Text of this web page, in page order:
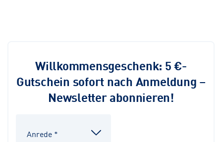
Willkommensgeschenk: 5 €-
Gutschein sofort nach Anmeldung –
Newsletter abonnieren!